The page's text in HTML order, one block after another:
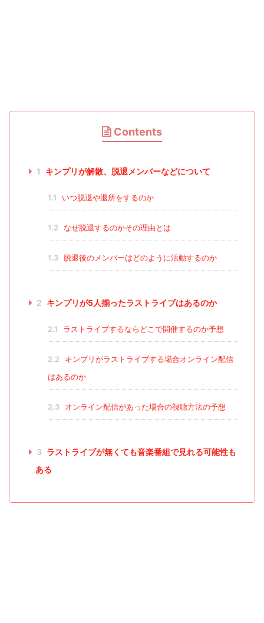
Contents
1 キンプリが解散、脱退メンバーなどについて
1.1 いつ脱退や退所をするのか
1.2 なぜ脱退するのかその理由とは
1.3 脱退後のメンバーはどのように活動するのか
2 キンプリが5人揃ったラストライブはあるのか
2.1 ラストライブするならどこで開催するのか予想
2.2
キンプリがラストライブする場合オンライン配信
はあるのか
2.3 オンライン配信があった場合の視聴方法の予想
3 ラストライブが無くても音楽番組で見れる可能性も
ある